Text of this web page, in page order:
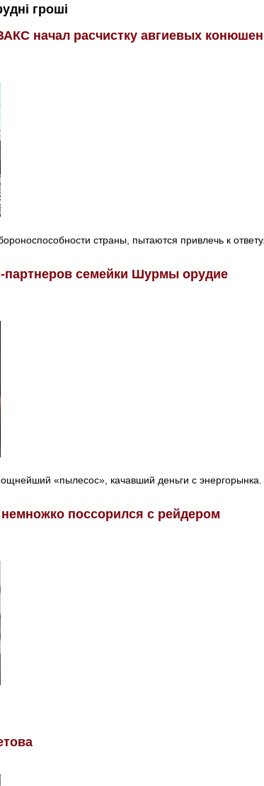
гроші
начал расчистку авгиевых конюшен
страны, пытаются привлечь к ответу.
партнеров семейки Шурмы орудие
«пылесос», качавший деньги с энергорынка.
поссорился с рейдером